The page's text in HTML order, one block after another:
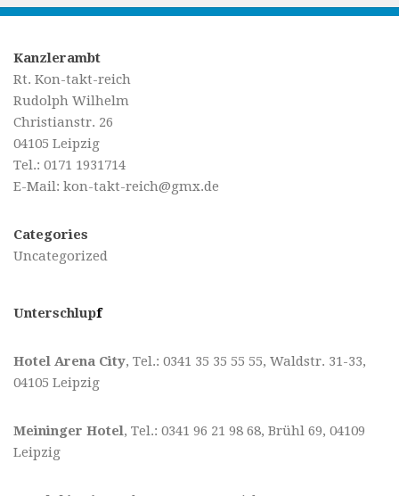
Kanzlerambt
Rt. Kon-takt-reich
Rudolph Wilhelm
Christianstr. 26
04105 Leipzig
Tel.: 0171 1931714
E-Mail: kon-takt-reich@gmx.de
Categories
Uncategorized
Unterschlupf
Hotel Arena City, Tel.: 0341 35 35 55 55, Waldstr. 31-33,
04105 Leipzig
Meininger Hotel, Tel.: 0341 96 21 98 68, Brühl 69, 04109
Leipzig